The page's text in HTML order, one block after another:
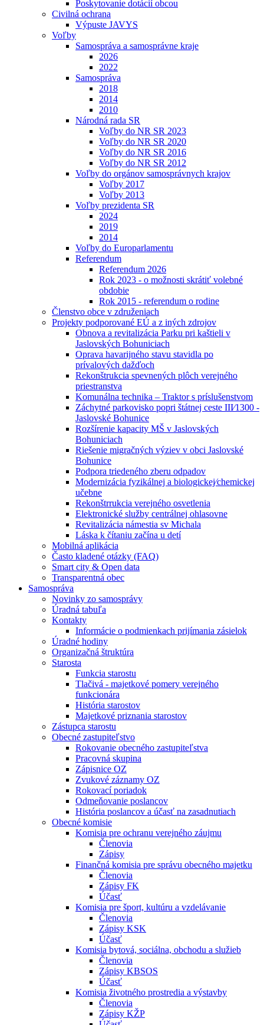
Poskytovanie dotácií obcou
Civilná ochrana
Výpuste JAVYS
Voľby
Samospráva a samosprávne kraje
2026
2022
Samospráva
2018
2014
2010
Národná rada SR
Voľby do NR SR 2023
Voľby do NR SR 2020
Voľby do NR SR 2016
Voľby do NR SR 2012
Voľby do orgánov samosprávnych krajov
Voľby 2017
Voľby 2013
Voľby prezidenta SR
2024
2019
2014
Voľby do Europarlamentu
Referendum
Referendum 2026
Rok 2023 - o možnosti skrátiť volebné
obdobie
Rok 2015 - referendum o rodine
Členstvo obce v združeniach
Projekty podporované EÚ a z iných zdrojov
Obnova a revitalizácia Parku pri kaštieli v
Jaslovských Bohuniciach
Oprava havarijného stavu stavidla po
prívalových dažďoch
Rekonštrukcia spevnených plôch verejného
priestranstva
Komunálna technika – Traktor s príslušenstvom
Záchytné parkovisko popri štátnej ceste III⁄1300 -
Jaslovské Bohunice
Rozšírenie kapacity MŠ v Jaslovských
Bohuniciach
Riešenie migračných výziev v obci Jaslovské
Bohunice
Podpora triedeného zberu odpadov
Modernizácia fyzikálnej a biologickej⁄chemickej
učebne
Rekonštrrukcia verejného osvetlenia
Elektronické služby centrálnej ohlasovne
Revitalizácia námestia sv Michala
Láska k čítaniu začína u detí
Mobilná aplikácia
Často kladené otázky (FAQ)
Smart city & Open data
Transparentná obec
Samospráva
Novinky zo samosprávy
Úradná tabuľa
Kontakty
Informácie o podmienkach prijímania zásielok
Úradné hodiny
Organizačná štruktúra
Starosta
Funkcia starostu
Tlačivá - majetkové pomery verejného
funkcionára
História starostov
Majetkové priznania starostov
Zástupca starostu
Obecné zastupiteľstvo
Rokovanie obecného zastupiteľstva
Pracovná skupina
Zápisnice OZ
Zvukové záznamy OZ
Rokovací poriadok
Odmeňovanie poslancov
História poslancov a účasť na zasadnutiach
Obecné komisie
Komisia pre ochranu verejného záujmu
Členovia
Zápisy
Finančná komisia pre správu obecného majetku
Členovia
Zápisy FK
Účasť
Komisia pre šport, kultúru a vzdelávanie
Členovia
Zápisy KSK
Účasť
Komisia bytová, sociálna, obchodu a služieb
Členovia
Zápisy KBSOS
Účasť
Komisia životného prostredia a výstavby
Členovia
Zápisy KŽP